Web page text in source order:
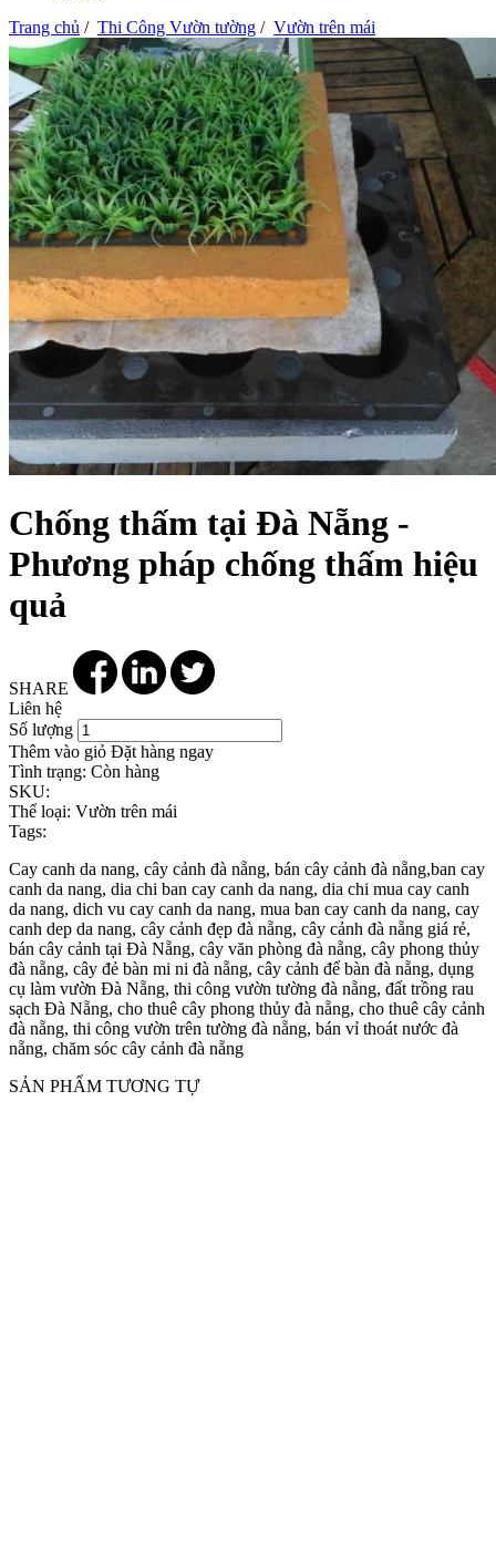
Trang chủ / Thi Công Vườn tường / Vườn trên mái
Chống thấm tại Đà Nẵng -
Phương pháp chống thấm hiệu
quả
SHARE
Liên hệ
Số lượng
Thêm vào giỏ Đặt hàng ngay
Tình trạng: Còn hàng
SKU:
Thể loại: Vườn trên mái
Tags:
Cay canh da nang, cây cảnh đà nẵng, bán cây cảnh đà nẵng,ban cay
canh da nang, dia chi ban cay canh da nang, dia chi mua cay canh
da nang, dich vu cay canh da nang, mua ban cay canh da nang, cay
canh dep da nang, cây cảnh đẹp đà nẵng, cây cảnh đà nẵng giá rẻ,
bán cây cảnh tại Đà Nẵng, cây văn phòng đà nẵng, cây phong thủy
đà nẵng, cây đẻ bàn mi ni đà nẵng, cây cảnh để bàn đà nẵng, dụng
cụ làm vườn Đà Nẵng, thi công vườn tường đà nẵng, đất trồng rau
sạch Đà Nẵng, cho thuê cây phong thủy đà nẵng, cho thuê cây cảnh
đà nẵng, thi công vườn trên tường đà nẵng, bán vỉ thoát nước đà
nẵng, chăm sóc cây cảnh đà nẵng
SẢN PHẨM TƯƠNG TỰ